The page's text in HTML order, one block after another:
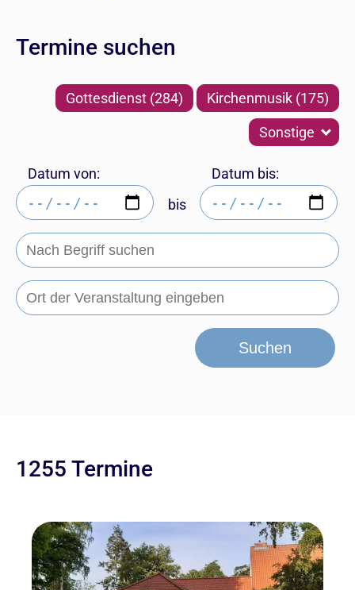
Termine suchen
Gottesdienst (284) Kirchenmusik (175)
Sonstige
Datum von:
bis
Datum bis:
Suchen
1255 Termine